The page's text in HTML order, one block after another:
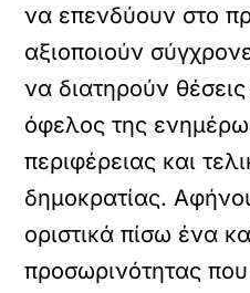
να επενδύουν στο
αξιοποιούν
να διατηρούν
όφελος της
περιφέρειας και
δημοκρατίας.
οριστικά πίσω ένα
προσωρινότητας